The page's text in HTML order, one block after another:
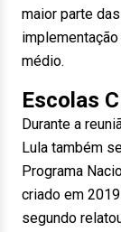
maior parte
médio.
Escolas
Durante a
Lula também
Programa
criado em
segundo